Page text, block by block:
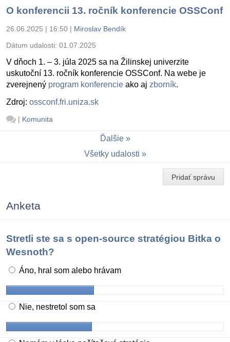
O konferencii 13. ročník konferencie OSSConf
26.06.2025 | 16:50 | Miroslav Bendík
Dátum udalosti: 01.07.2025
V dňoch 1. – 3. júla 2025 sa na Žilinskej univerzite
uskutoční 13. ročník konferencie OSSConf. Na webe je
zverejnený program konferencie ako aj zborník.
Zdroj: ossconf.fri.uniza.sk
| Komunita
Ďalšie
Všetky udalosti
Pridať správu
Anketa
Stretli ste sa s open-source stratégiou Bitka o
Wesnoth?
Áno, hral som alebo hrávam
Nie, nestretol som sa